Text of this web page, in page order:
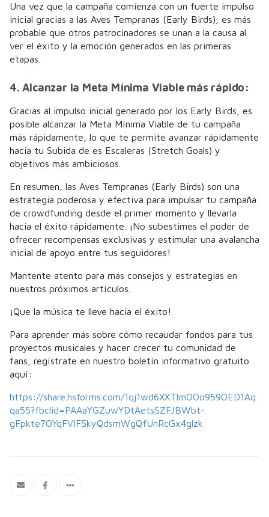
Una vez que la campaña comienza con un fuerte impulso
inicial gracias a las Aves Tempranas (Early Birds), es más
probable que otros patrocinadores se unan a la causa al
ver el éxito y la emoción generados en las primeras
etapas.
4. Alcanzar la Meta Mínima Viable más rápido:
Gracias al impulso inicial generado por los Early Birds, es
posible alcanzar la Meta Mínima Viable de tu campaña
más rápidamente, lo que te permite avanzar rápidamente
hacia tu Subida de es Escaleras (Stretch Goals) y
objetivos más ambiciosos.
En resumen, las Aves Tempranas (Early Birds) son una
estrategia poderosa y efectiva para impulsar tu campaña
de crowdfunding desde el primer momento y llevarla
hacia el éxito rápidamente. ¡No subestimes el poder de
ofrecer recompensas exclusivas y estimular una avalancha
inicial de apoyo entre tus seguidores!
Mantente atento para más consejos y estrategias en
nuestros próximos artículos.
¡Que la música te lleve hacia el éxito!
Para aprender más sobre cómo recaudar fondos para tus
proyectos musicales y hacer crecer tu comunidad de
fans, regístrate en nuestro boletín informativo gratuito
aquí:
https://share.hsforms.com/1qj1wd6XXTlmOOo959OED1Aq
qa55?fbclid=PAAaYGZuwYDtAetsSZFJBWbt-
gFpkte7OYqFVIF5kyQdsmWgQfUnRcGx4glzk